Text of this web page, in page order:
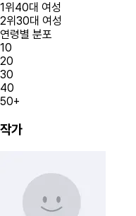
1위 40대 여성
2위 30대 여성
연령별 분포
10
20
30
40
50+
작가